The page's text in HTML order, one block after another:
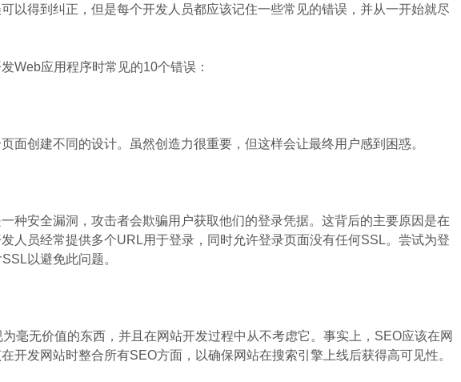
得到纠正，但是每个开发人员都应该记住一些常见的错误，并从一开始就尽
应用程序时常见的10个错误：
创建不同的设计。虽然创造力很重要，但这样会让最终用户感到困惑。
安全漏洞，攻击者会欺骗用户获取他们的登录凭据。这背后的主要原因是在
人员经常提供多个URL用于登录，同时允许登录页面没有任何SSL。尝试为登
以避免此问题。
无价值的东西，并且在网站开发过程中从不考虑它。事实上，SEO应该在网
开发网站时整合所有SEO方面，以确保网站在搜索引擎上线后获得高可见性。